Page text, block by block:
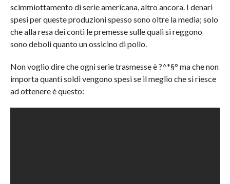
scimmiottamento di serie americana, altro ancora. I denari
spesi per queste produzioni spesso sono oltre la media; solo
che alla resa dei conti le premesse sulle quali si reggono
sono deboli quanto un ossicino di pollo.
Non voglio dire che ogni serie trasmesse è ?^*§° ma che non
importa quanti soldi vengono spesi se il meglio che si riesce
ad ottenere è questo: